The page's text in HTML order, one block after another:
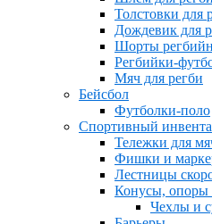
Толстовки для
Дождевик для
Шорты
Регбийки-
Мяч для регби
Бейсбол
Футболки-поло
Спортивный
Тележки для
Фишки и
Лестницы
Конусы, опоры
Чехлы и